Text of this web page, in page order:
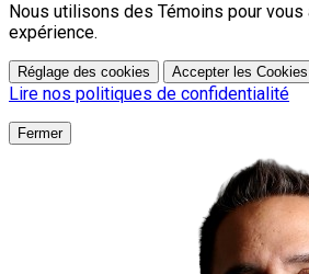
Nous utilisons des Témoins pour
expérience.
Réglage des cookies Accepter les Cookies
Lire nos politiques de confidentialité
Fermer